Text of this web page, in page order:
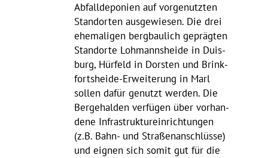
Abfall­de­po­nien auf vorge­nutzten
Stand­orten ausge­wiesen. Die drei
ehema­ligen berg­bau­lich geprägten
Stand­orte Lohmanns­heide in Duis­
burg, Hürfeld in Dorsten und Brink­
fort­sheide-Erwei­te­rung in Marl
sollen dafür genutzt werden. Die
Berge­halden verfügen über vorhan­
dene Infra­struk­tur­ein­rich­tungen
(z.B. Bahn- und Stra­ßen­an­schlüsse)
und eignen sich somit gut für die